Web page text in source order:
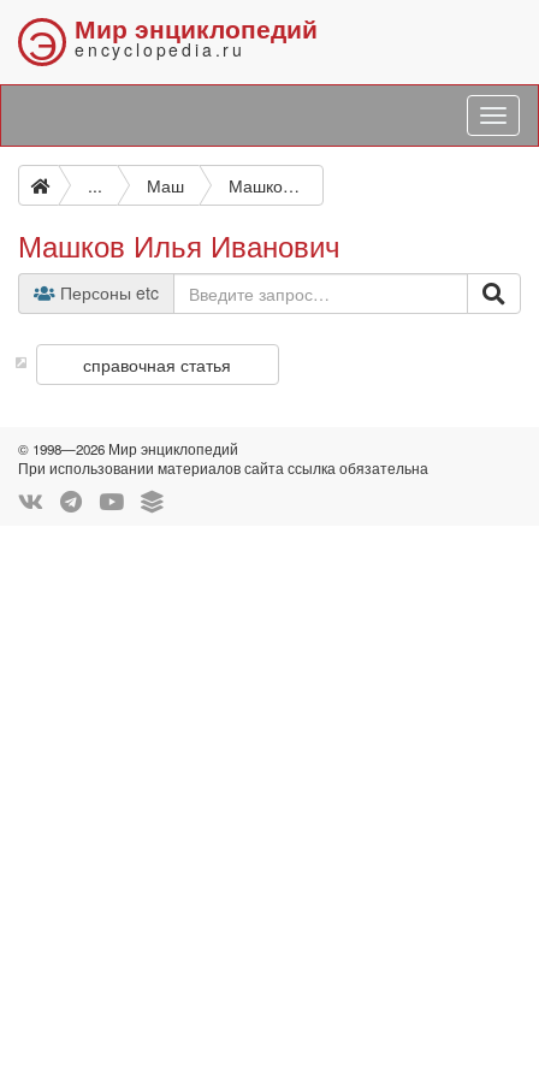
Э Мир энциклопедий
encyclopedia.ru
... Маш Машков Илья Иванович
Машков Илья Иванович
Персоны etc
справочная статья
© 1998—2026 Мир энциклопедий
При использовании материалов сайта ссылка обязательна